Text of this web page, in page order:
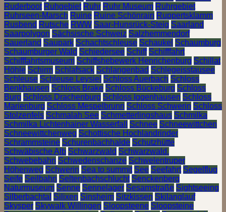
Ruderboot Ruhgebiet Ruhr Ruhr Museum Ruhrgebiet
Ruhrseen-Marsch Ruine Ruine Schönrain Ruppertsklamm
Rusbend Rutsche RWW Saar-Hunsrück-Steig Saarland
Saarpolygon Sächsische Schweiz Salzhemmendorf
Sauerland Saupark Schachtschleuse Schaukel Schaumburg
Schaumburger Wald Schiedersee Schiff Schifffahrt
Schifffahrtsmuseum Schiffshebewerk Henrichenburg Schillat
Höhle Schirm Schlafsack Schlangenbad Schlegeisstausee
Schleuse Schleuse Leysiel Schloss Auerbach Schloss
Benkhausen Schloss Brake Schloss Bückeburg Schloss
Burg Schloss Drachenburg Schloss Iggenhausen Schloss
Marienburg Schloss Mespelbrunn Schloss Schwerin Schloss
Stolzenfels Schmalah See Schmetterlingshaus Schmilka
Schmilka Lichtenhainer Wasserfall
Schnee Schneewittchen
Schneewittchenweg Schottische Hochlandrinder
Schrammsteine Schurenbachhalde Schutzhütte
Schwäbische Alb Schwarzwald Schwarzwald.
Schwebebahn Schwedenschanze Schwelentruper
Höhenweg Schwerin Sea to summit See Seefahrt Segelflug
Seife Seilbahn Seltenbachschlucht Senckenberg
Naturmuseum Senne Sennelager Sesamstraße Sightseeing
Silberbachtal Silixen Sinsheim Sitzkissen Skilanglauf
Skysper Skywalk Willingen Sloopsteene Sloopsteine